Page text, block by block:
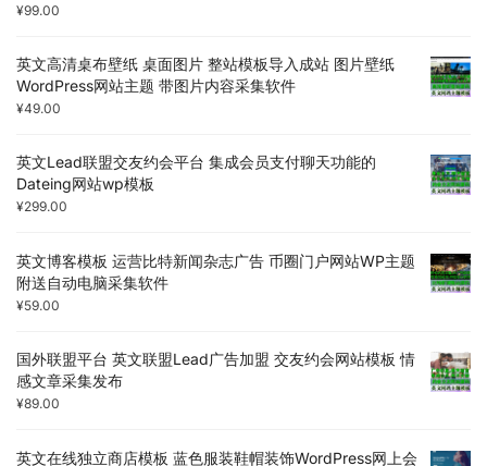
¥99.00
英文高清桌布壁纸 桌面图片 整站模板导入成站 图片壁纸
WordPress网站主题 带图片内容采集软件
¥49.00
英文Lead联盟交友约会平台 集成会员支付聊天功能的
Dateing网站wp模板
¥299.00
英文博客模板 运营比特新闻杂志广告 币圈门户网站WP主题
附送自动电脑采集软件
¥59.00
国外联盟平台 英文联盟Lead广告加盟 交友约会网站模板 情
感文章采集发布
¥89.00
英文在线独立商店模板 蓝色服装鞋帽装饰WordPress网上会